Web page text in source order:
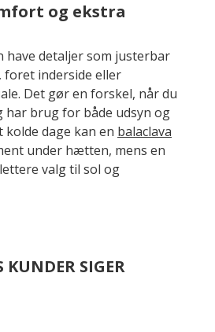
og ekstra
detaljer som justerbar
foret inderside eller
Det gør en forskel, når du
har brug for både udsyn og
kolde dage kan en balaclava
under hætten, mens en
valg til sol og
KUNDER SIGER